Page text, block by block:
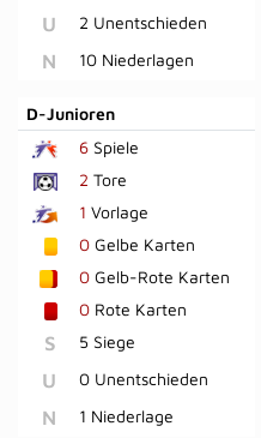
U 2 Unentschieden
N 10 Niederlagen
D-Junioren
6 Spiele
2 Tore
1 Vorlage
0 Gelbe Karten
0 Gelb-Rote Karten
0 Rote Karten
S 5 Siege
U 0 Unentschieden
N 1 Niederlage